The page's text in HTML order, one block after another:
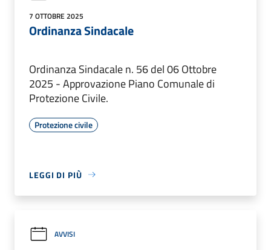
7 OTTOBRE 2025
Ordinanza Sindacale
Ordinanza Sindacale n. 56 del 06 Ottobre
2025 - Approvazione Piano Comunale di
Protezione Civile.
Protezione civile
LEGGI DI PIÙ
AVVISI